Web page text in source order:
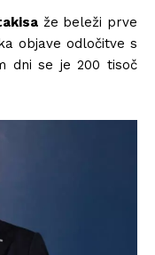
že beleži prve
objave odločitve s
dni se je 200 tisoč